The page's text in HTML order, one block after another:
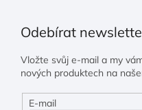
Odebírat
Vložte svůj e-mail a my
nových produktech na
E-mail